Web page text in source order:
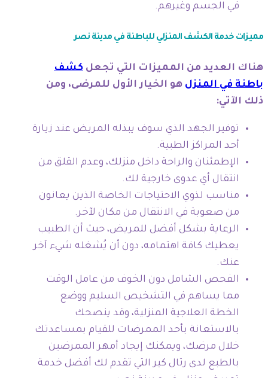
في الجسم وغيرهم.
مميزات خدمة الكشف المنزلي للباطنة في مدينة نصر
هناك العديد من المميزات التي تجعل كشف
باطنة في المنزل هو الخيار الأول للمرضى، ومن
ذلك الآتي:
توفير الجهد الذي سوف يبذله المريض عند زيارة
أحد المراكز الطبية.
الإطمئنان والراحة داخل منزلك، وعدم القلق من
انتقال أي عدوى خارجية لك.
مناسب لذوي الاحتياجات الخاصة الذين يعانون
من صعوبة في الانتقال من مكان لآخر.
الرعاية بشكل أفضل للمريض، حيث أن الطبيب
يعطيك كافة اهتمامه، دون أن يُشغله شيء آخر
عنك.
الفحص الشامل دون الخوف من عامل الوقت
مما يساهم في التشخيص السليم ووضع
الخطة العلاجية المنزلية، وقد ينصحك
بالاستعانة بأحد الممرضات للقيام بمساعدتك
خلال مرضك، ويمكنك إيجاد أمهر الممرضين
بالطبع لدى رتال كير التي تقدم لك أفضل خدمة